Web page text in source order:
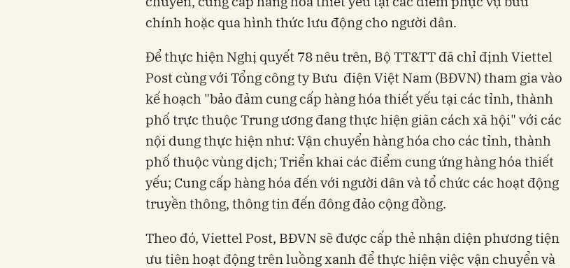
chính hoặc qua hình thức lưu động cho người dân.
Để thực hiện Nghị quyết 78 nêu trên, Bộ TT&TT đã chỉ định Viettel
Post cùng với Tổng công ty Bưu điện Việt Nam (BĐVN) tham gia vào
kế hoạch "bảo đảm cung cấp hàng hóa thiết yếu tại các tỉnh, thành
phố trực thuộc Trung ương đang thực hiện giãn cách xã hội" với các
nội dung thực hiện như: Vận chuyển hàng hóa cho các tỉnh, thành
phố thuộc vùng dịch; Triển khai các điểm cung ứng hàng hóa thiết
yếu; Cung cấp hàng hóa đến với người dân và tổ chức các hoạt động
truyền thông, thông tin đến đông đảo cộng đồng.
Theo đó, Viettel Post, BĐVN sẽ được cấp thẻ nhận diện phương tiện
ưu tiên hoạt động trên luồng xanh để thực hiện việc vận chuyển và